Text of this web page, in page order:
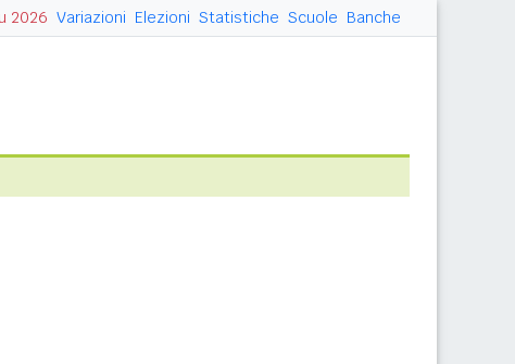
2026 Variazioni Elezioni Statistiche Scuole Banche